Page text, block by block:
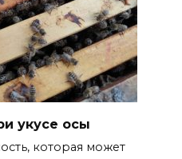
укусе осы
которая может